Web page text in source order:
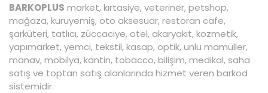
BARKOPLUS market, kırtasiye, veteriner, petshop,
mağaza, kuruyemiş, oto aksesuar, restoran cafe,
şarküteri, tatlıcı, züccaciye, otel, akaryakıt, kozmetik,
yapımarket, yemci, tekstil, kasap, optik, unlu mamüller,
manav, mobilya, kantin, tobacco, bilişim, medikal, saha
satış ve toptan satış alanlarında hizmet veren barkod
sistemidir.